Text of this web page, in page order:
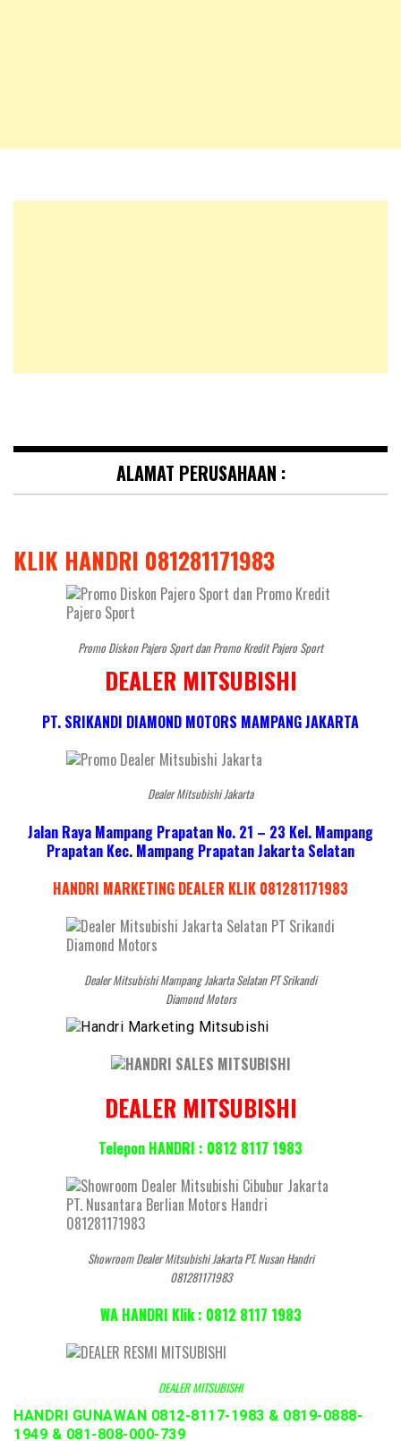
ALAMAT PERUSAHAAN :
KLIK HANDRI 081281171983
Promo Diskon Pajero Sport dan Promo Kredit Pajero Sport
DEALER MITSUBISHI
PT. SRIKANDI DIAMOND MOTORS MAMPANG JAKARTA
Dealer Mitsubishi Jakarta
Jalan Raya Mampang Prapatan No. 21 – 23 Kel. Mampang
Prapatan Kec. Mampang Prapatan Jakarta Selatan
HANDRI MARKETING DEALER KLIK 081281171983
Dealer Mitsubishi Mampang Jakarta Selatan PT Srikandi
Diamond Motors
DEALER MITSUBISHI
Telepon HANDRI : 0812 8117 1983
Showroom Dealer Mitsubishi Jakarta PT. Nusan Handri
081281171983
WA HANDRI Klik : 0812 8117 1983
DEALER MITSUBISHI
HANDRI GUNAWAN 0812-8117-1983 & 0819-0888-
1949 & 081-808-000-739